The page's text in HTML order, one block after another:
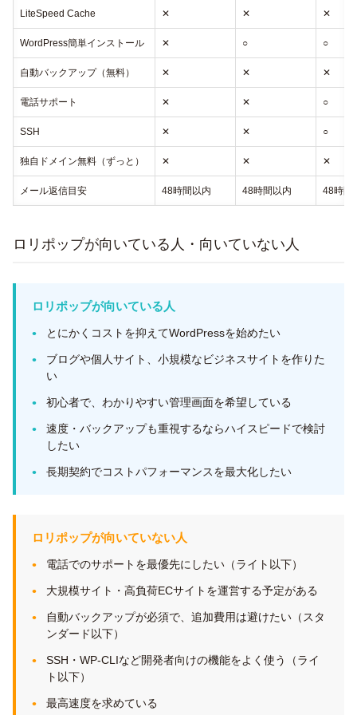
LiteSpeed Cache ✕ ✕ ✕
WordPress簡単インストール ✕ ○ ○
自動バックアップ（無料） ✕ ✕ ✕
電話サポート ✕ ✕ ○
SSH ✕ ✕ ○
独自ドメイン無料（ずっと） ✕ ✕ ✕
メール返信目安 48時間以内 48時間以内 48時間
ロリポップが向いている人・向いていない人
ロリポップが向いている人
とにかくコストを抑えてWordPressを始めたい
ブログや個人サイト、小規模なビジネスサイトを作りた
い
初心者で、わかりやすい管理画面を希望している
速度・バックアップも重視するならハイスピードで検討
したい
長期契約でコストパフォーマンスを最大化したい
ロリポップが向いていない人
電話でのサポートを最優先にしたい（ライト以下）
大規模サイト・高負荷ECサイトを運営する予定がある
自動バックアップが必須で、追加費用は避けたい（スタ
ンダード以下）
SSH・WP-CLIなど開発者向けの機能をよく使う（ライ
ト以下）
最高速度を求めている